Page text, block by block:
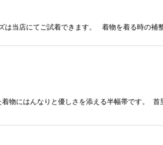
当店にてご試着できます。 着物を着る時の補
物にはんなりと優しさを添える半幅帯です。